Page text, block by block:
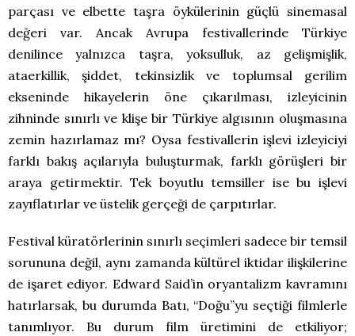
parçası ve elbette taşra öykülerinin güçlü sinemasal
değeri var. Ancak Avrupa festivallerinde Türkiye
denilince yalnızca taşra, yoksulluk, az gelişmişlik,
ataerkillik, şiddet, tekinsizlik ve toplumsal gerilim
ekseninde hikayelerin öne çıkarılması, izleyicinin
zihninde sınırlı ve klişe bir Türkiye algısının oluşmasına
zemin hazırlamaz mı? Oysa festivallerin işlevi izleyiciyi
farklı bakış açılarıyla buluşturmak, farklı görüşleri bir
araya getirmektir. Tek boyutlu temsiller ise bu işlevi
zayıflatırlar ve üstelik gerçeği de çarpıtırlar.
Festival küratörlerinin sınırlı seçimleri sadece bir temsil
sorununa değil, aynı zamanda kültürel iktidar ilişkilerine
de işaret ediyor. Edward Said’in oryantalizm kavramını
hatırlarsak, bu durumda Batı, “Doğu”yu seçtiği filmlerle
tanımlıyor. Bu durum film üretimini de etkiliyor;